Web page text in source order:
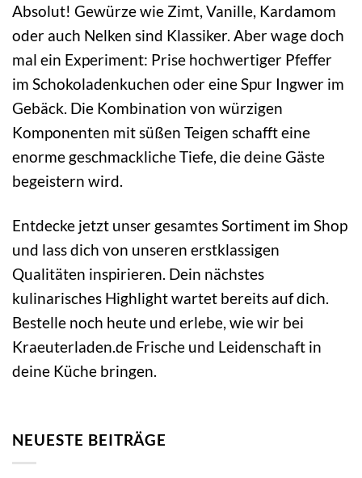
Absolut! Gewürze wie Zimt, Vanille, Kardamom
oder auch Nelken sind Klassiker. Aber wage doch
mal ein Experiment: Prise hochwertiger Pfeffer
im Schokoladenkuchen oder eine Spur Ingwer im
Gebäck. Die Kombination von würzigen
Komponenten mit süßen Teigen schafft eine
enorme geschmackliche Tiefe, die deine Gäste
begeistern wird.
Entdecke jetzt unser gesamtes Sortiment im Shop
und lass dich von unseren erstklassigen
Qualitäten inspirieren. Dein nächstes
kulinarisches Highlight wartet bereits auf dich.
Bestelle noch heute und erlebe, wie wir bei
Kraeuterladen.de Frische und Leidenschaft in
deine Küche bringen.
NEUESTE BEITRÄGE